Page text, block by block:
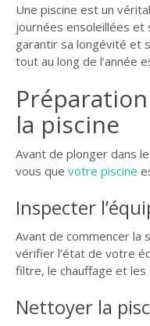
LIGNE JARDIN
INFO PAYSAGISTE
PAYSAGE
GUIDE JARDIN
ELAGAGE ET
COMPAGNIE
Une piscine est un
journées ensoleillées et
garantir sa longévité et
tout au long de l’année
la piscine
Avant de plonger dans
vous que votre piscine
Inspecter
Avant de commencer la
vérifier l’état de votre
filtre, le chauffage et les
Nettoyer la